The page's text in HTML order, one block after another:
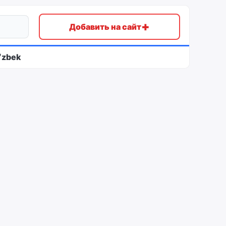
Добавить на сайт+